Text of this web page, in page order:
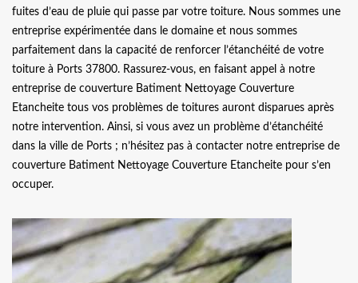
fuites d’eau de pluie qui passe par votre toiture. Nous sommes une
entreprise expérimentée dans le domaine et nous sommes
parfaitement dans la capacité de renforcer l’étanchéité de votre
toiture à Ports 37800. Rassurez-vous, en faisant appel à notre
entreprise de couverture Batiment Nettoyage Couverture
Etancheite tous vos problèmes de toitures auront disparues après
notre intervention. Ainsi, si vous avez un problème d’étanchéité
dans la ville de Ports ; n’hésitez pas à contacter notre entreprise de
couverture Batiment Nettoyage Couverture Etancheite pour s’en
occuper.